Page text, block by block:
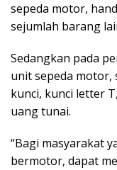
sepeda motor,
sejumlah barang
Sedangkan pada
unit sepeda motor,
kunci, kunci letter
uang tunai.
“Bagi masyarakat
bermotor, dapat